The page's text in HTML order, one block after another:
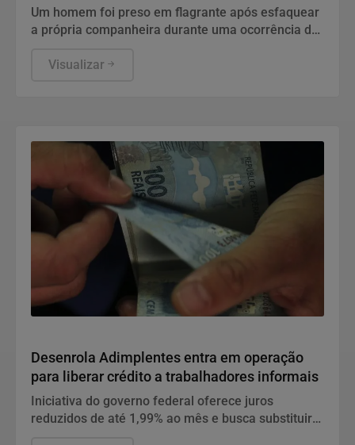
Um homem foi preso em flagrante após esfaquear
a própria companheira durante uma ocorrência de
Visualizar
Desenrola Adimplentes entra em operação
para liberar crédito a trabalhadores informais
Iniciativa do governo federal oferece juros
reduzidos de até 1,99% ao mês e busca substituir